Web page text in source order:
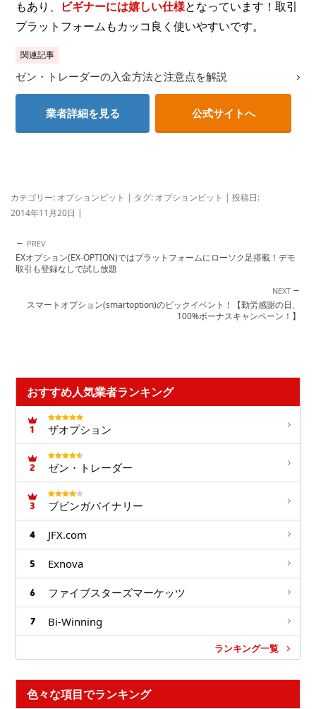
もあり、
ビギナーには嬉しい仕様となっています！取引
プラットフォームもカッコ良く使いやすいです。
関連記事
ゼン・トレーダーの入金方法と注意点を解説
業者詳細を見る 公式サイトへ
カテゴリー: オプションビット | タグ: オプションビット | 投稿日:
2014年11月20日 |
投稿ナビゲーション
←
EXオプション(EX-OPTION)ではプラットフォームにローソク足搭載！デモ
取引も登録なしで試し放題
スマートオプション(smartoption)のビックイベント！【勤労感謝の日、
100%ボーナスキャンペーン！】
→
おすすめ人気業者ランキング
ザオプション
ゼン・トレーダー
ブビンガバイナリー
JFX.com
Exnova
ファイブスターズマーケッツ
Bi-Winning
ランキング一覧
色々な項目でランキング